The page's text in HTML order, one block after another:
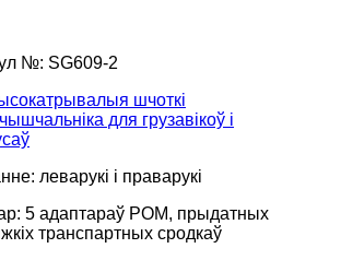
№: SG609-2
шчоткі
для грузавікоў і
леварукі і праварукі
5 адаптараў POM, прыдатных
транспартных сродкаў